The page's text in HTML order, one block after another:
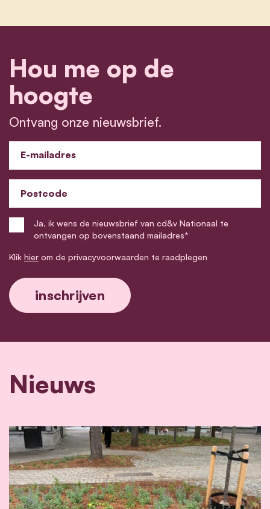
Hou me op de
hoogte
Ontvang onze nieuwsbrief.
E-mailadres
Postcode
Ja, ik wens de nieuwsbrief van cd&v Nationaal te
ontvangen op bovenstaand mailadres*
Klik hier om de privacyvoorwaarden te raadplegen
Nieuws